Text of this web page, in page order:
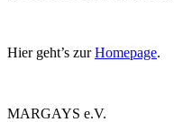
Hier geht’s zurHomepage.
MARGAYS e.V.